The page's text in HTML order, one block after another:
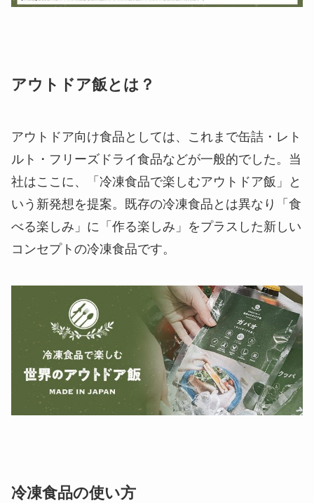
アウトドア飯とは？
アウトドア向け食品としては、これまで缶詰・レト
ルト・フリーズドライ食品などが一般的でした。当
社はここに、「冷凍食品で楽しむアウトドア飯」と
いう新発想を提案。 既存の冷凍食品とは異なり「食
べる楽しみ」に「作る楽しみ」をプラスした新しい
コンセプトの冷凍食品です。
冷凍食品の使い方